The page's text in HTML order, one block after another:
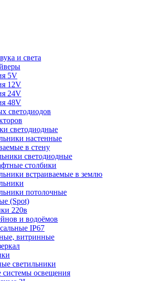
и света
5V
12V
24V
48V
светодиодов
светодиодные
настенные
в стену
светодиодные
столбики
встраиваемые в землю
потолочные
(Spot)
220в
и водоёмов
IP67
витринные
светильники
освещения